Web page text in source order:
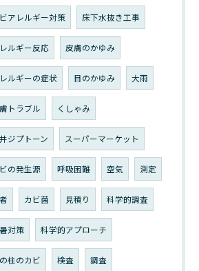
アレルギー対策 床下水抜き工事
ルギー反応 皮膚のかゆみ
ルギーの症状 目のかゆみ 大雨
トラブル くしゃみ
ジプトーン スーパーマーケット
の発生源 呼吸困難 空気 測定
カビ菌 見積り 科学的調査
対策 科学的アプローチ
柱のカビ 検査 調査